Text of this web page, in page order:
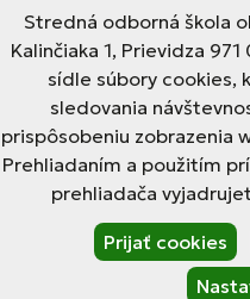
Stredná odborná škola
Kalinčiaka 1, Prievidza
sídle súbory cookies,
sledovania
prispôsobeniu zobrazenia
Prehliadaním a použitím
prehliadača
Prijať cookies